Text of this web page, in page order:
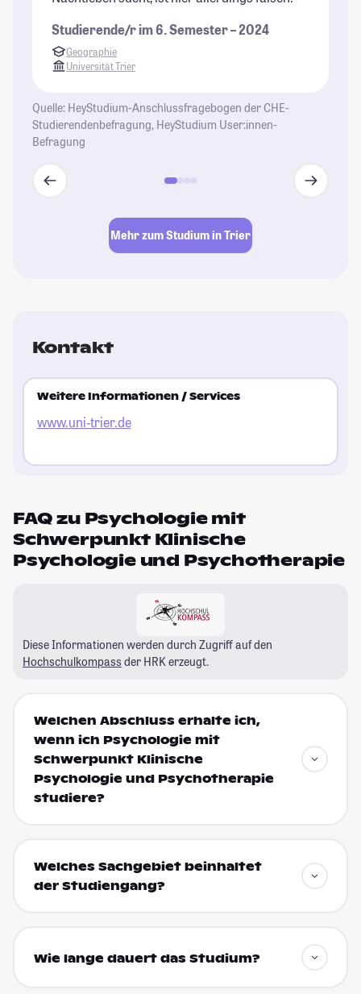
Studierende/r im 6. Semester – 2024
Geographie
Universität Trier
Quelle: HeyStudium-Anschlussfragebogen der CHE-
Studierendenbefragung, HeyStudium User:innen-
Befragung
Mehr zum Studium in Trier
Kontakt
Weitere Informationen / Services
www.uni-trier.de
FAQ zu Psychologie mit
Schwerpunkt Klinische
Psychologie und Psychotherapie
Diese Informationen werden durch Zugriff auf den
Hochschulkompass der HRK erzeugt.
Welchen Abschluss erhalte ich,
wenn ich Psychologie mit
Schwerpunkt Klinische
Psychologie und Psychotherapie
studiere?
Welches Sachgebiet beinhaltet
der Studiengang?
Wie lange dauert das Studium?